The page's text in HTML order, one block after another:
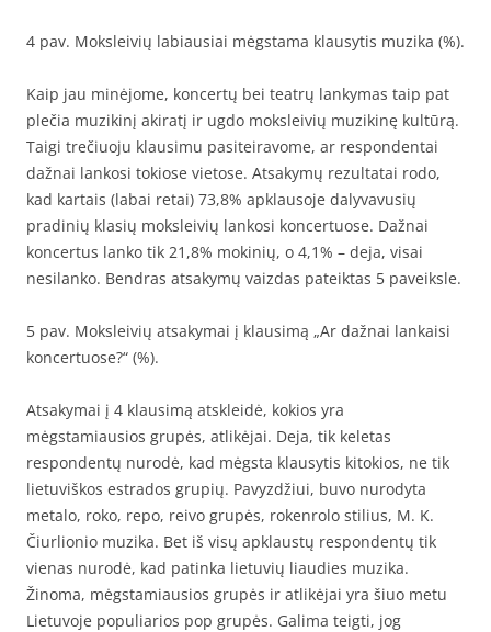
4 pav. Moksleivių labiausiai mėgstama klausytis muzika (%).
Kaip jau minėjome, koncertų bei teatrų lankymas taip pat
plečia muzikinį akiratį ir ugdo moksleivių muzikinę kultūrą.
Taigi trečiuoju klausimu pasiteiravome, ar respondentai
dažnai lankosi tokiose vietose. Atsakymų rezultatai rodo,
kad kartais (labai retai) 73,8% apklausoje dalyvavusių
pradinių klasių moksleivių lankosi koncertuose. Dažnai
koncertus lanko tik 21,8% mokinių, o 4,1% – deja, visai
nesilanko. Bendras atsakymų vaizdas pateiktas 5 paveiksle.
5 pav. Moksleivių atsakymai į klausimą „Ar dažnai lankaisi
koncertuose?“ (%).
Atsakymai į 4 klausimą atskleidė, kokios yra
mėgstamiausios grupės, atlikėjai. Deja, tik keletas
respondentų nurodė, kad mėgsta klausytis kitokios, ne tik
lietuviškos estrados grupių. Pavyzdžiui, buvo nurodyta
metalo, roko, repo, reivo grupės, rokenrolo stilius, M. K.
Čiurlionio muzika. Bet iš visų apklaustų respondentų tik
vienas nurodė, kad patinka lietuvių liaudies muzika.
Žinoma, mėgstamiausios grupės ir atlikėjai yra šiuo metu
Lietuvoje populiarios pop grupės. Galima teigti, jog